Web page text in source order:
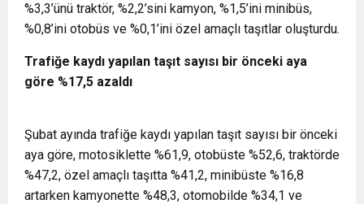
%3,3’ünü traktör, %2,2’sini kamyon, %1,5’ini minibüs,
%0,8’ini otobüs ve %0,1’ini özel amaçlı taşıtlar oluşturdu.
Trafiğe kaydı yapılan taşıt sayısı bir önceki aya
göre %17,5 azaldı
Şubat ayında trafiğe kaydı yapılan taşıt sayısı bir önceki
aya göre, motosiklette %61,9, otobüste %52,6, traktörde
%47,2, özel amaçlı taşıtta %41,2, minibüste %16,8
artarken kamyonette %48,3, otomobilde %34,1 ve